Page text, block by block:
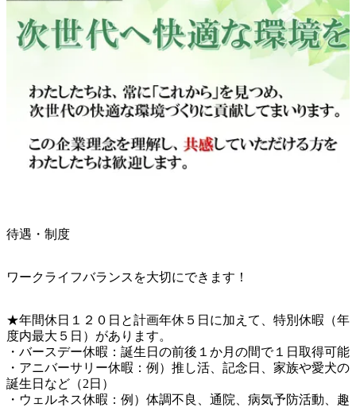
待遇・制度
ワークライフバランスを大切にできます！
★年間休日１２０日と計画年休５日に加えて、特別休暇（年
度内最大５日）があります。
・バースデー休暇：誕生日の前後１か月の間で１日取得可能
・アニバーサリー休暇：例）推し活、記念日、家族や愛犬の
誕生日など（2日）
・ウェルネス休暇：例）体調不良、通院、病気予防活動、趣